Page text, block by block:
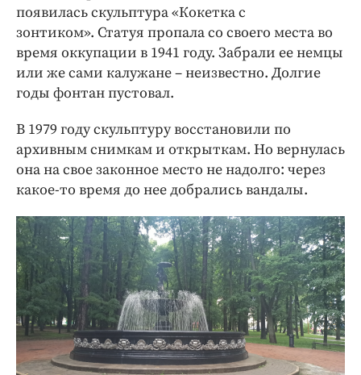
появилась скульптура «Кокетка с
зонтиком». Статуя пропала со своего места во
время оккупации в 1941 году. Забрали ее немцы
или же сами калужане – неизвестно. Долгие
годы фонтан пустовал.
В 1979 году скульптуру восстановили по
архивным снимкам и открыткам. Но вернулась
она на свое законное место не надолго: через
какое-то время до нее добрались вандалы.